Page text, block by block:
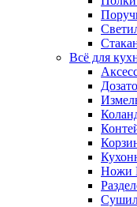
Всё для
Ножи